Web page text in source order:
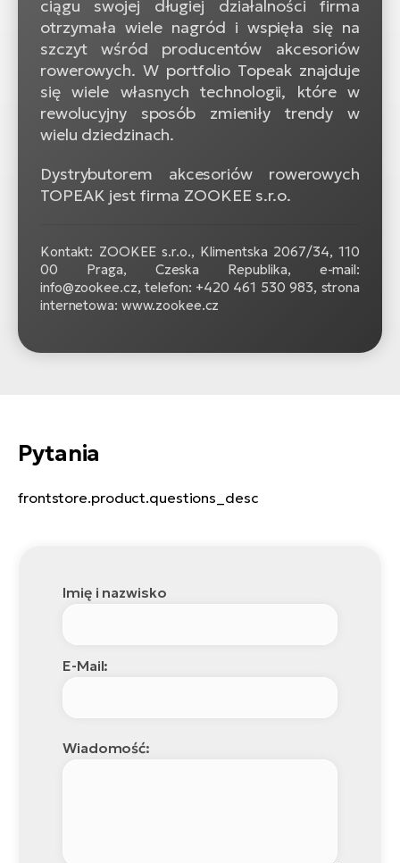
ciągu swojej długiej działalności firma
otrzymała wiele nagród i wspięła się na
szczyt wśród producentów akcesoriów
rowerowych. W portfolio Topeak znajduje
się wiele własnych technologii, które w
rewolucyjny sposób zmieniły trendy w
wielu dziedzinach.
Dystrybutorem akcesoriów rowerowych
TOPEAK jest firma ZOOKEE s.r.o.
Kontakt: ZOOKEE s.r.o., Klimentska 2067/34, 110
00 Praga, Czeska Republika, e-mail:
info@zookee.cz, telefon: +420 461 530 983, strona
internetowa: www.zookee.cz
Pytania
frontstore.product.questions_desc
Imię i nazwisko
E-Mail:
Wiadomość: